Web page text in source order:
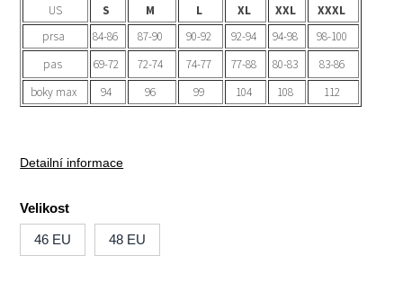
US
S M L XL XXL
XXXL
prsa
84-86 87-90 90-92 92-94 94-98
98-100
pas
69-72 72-74 74-77 77-88 80-83
83-86
boky max
94 96 99 104 108 112
Detailní informace
Velikost
46 EU 48 EU